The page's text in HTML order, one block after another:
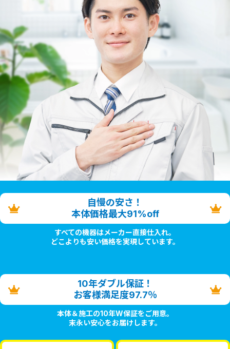
自慢の安さ！
本体価格最大91%off
すべての機器はメーカー直接仕入れ。
どこよりも安い価格を実現しています。
10年ダブル保証！
お客様満足度97.7％
本体＆施工の10年W保証をご用意。
末永い安心をお届けします。